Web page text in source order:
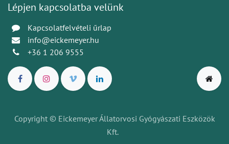
Lépjen kapcsolatba velünk
Kapcsolatfelvételi űrlap
info@eickemeyer.hu
+36 1 206 9555
Copyright © Eickemeyer Állatorvosi Gyógyászati Eszközök
Kft.